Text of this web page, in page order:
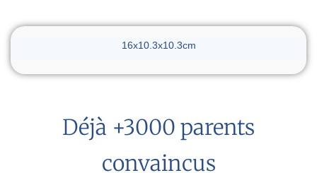
Dimensions du réveil
16x10.3x10.3cm
Déjà +3000 parents
convaincus